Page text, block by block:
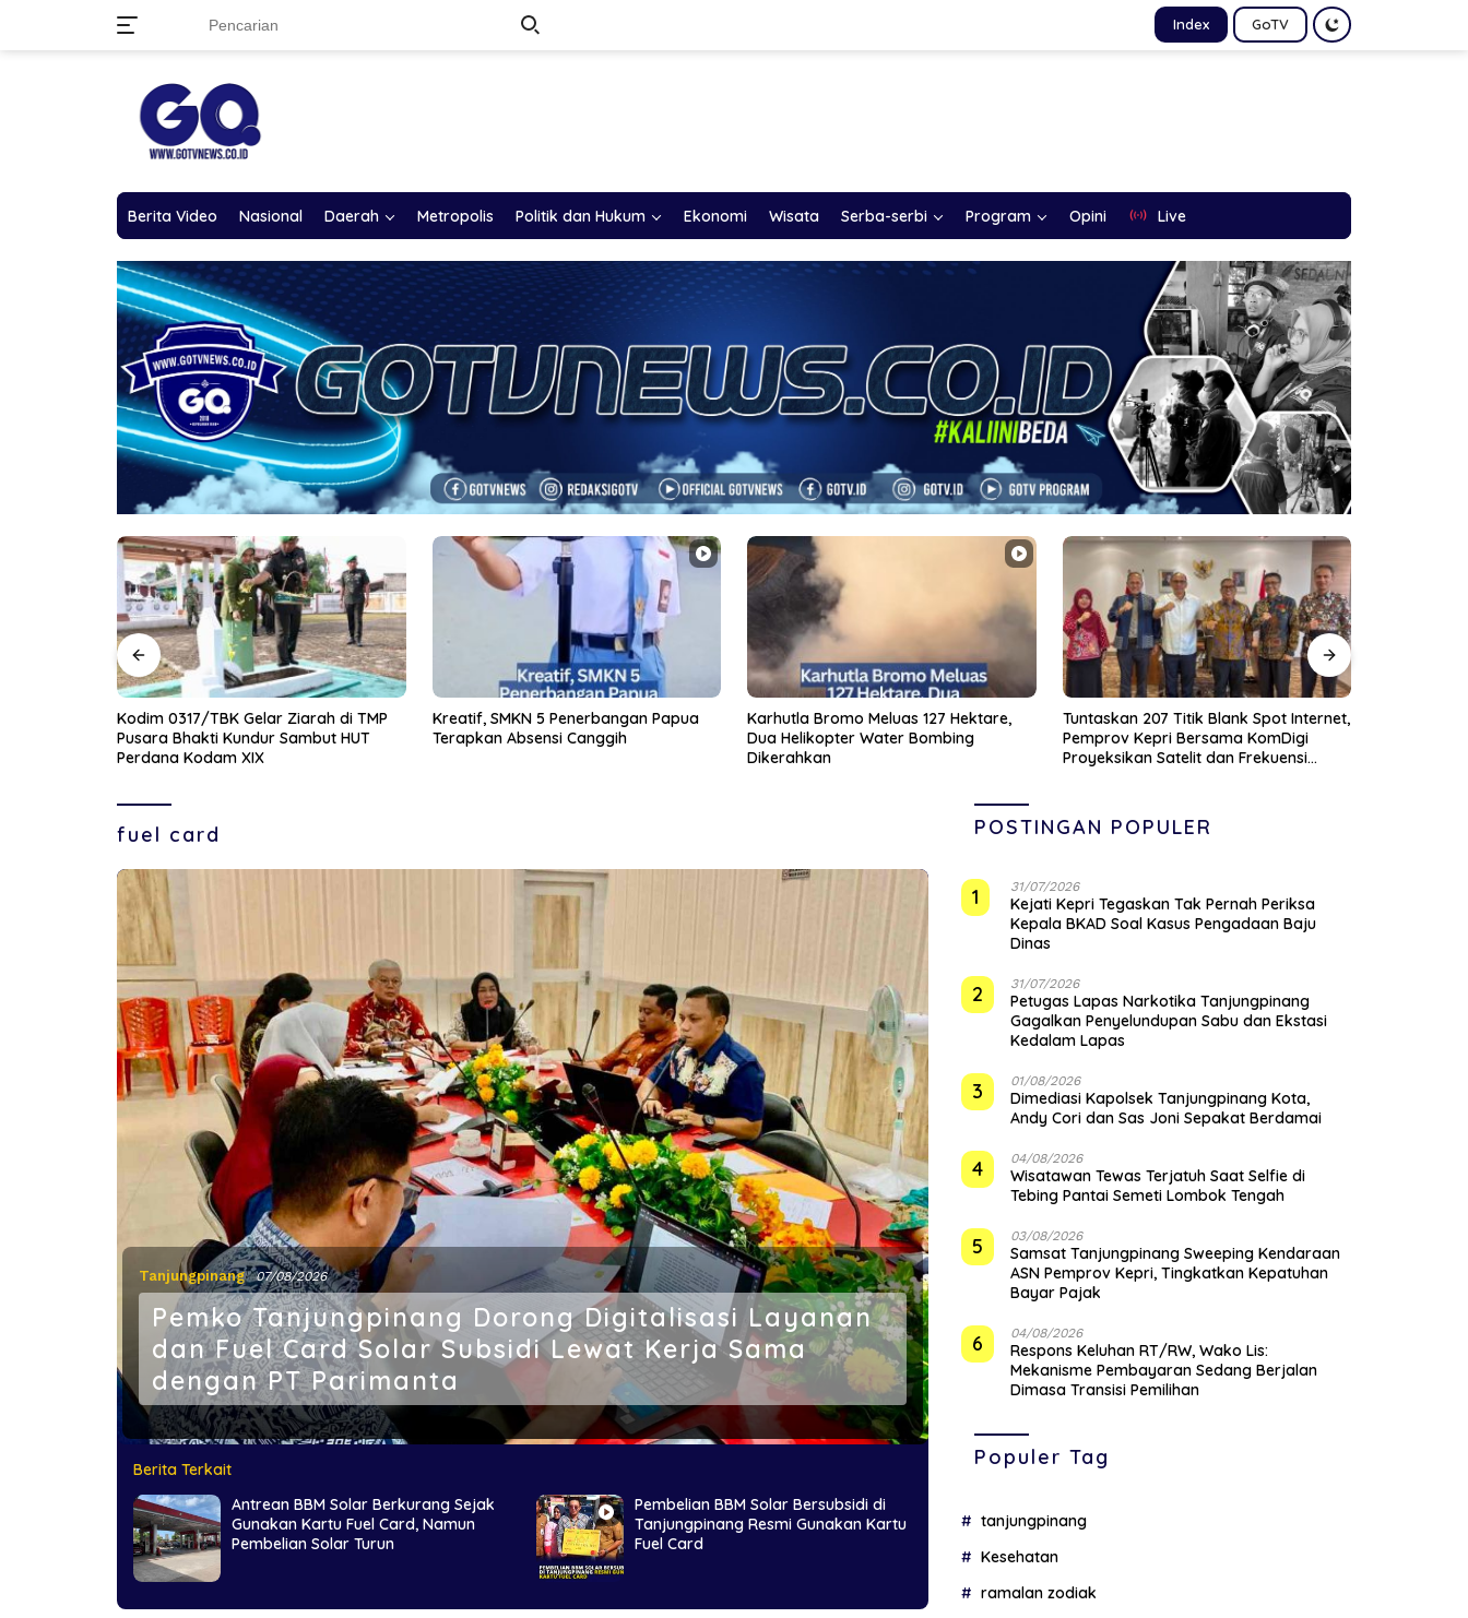
Index GoTV
Berita Video Nasional Daerah Metropolis Politik dan Hukum Ekonomi Wisata Serba-serbi Program Opini Live
Kreatif, SMKN 5 Penerbangan Papua
Terapkan Absensi Canggih
Karhutla Bromo Meluas 127 Hektare,
Dua Helikopter Water Bombing
Tuntaskan 207 Titik Blank Spot Internet,
Pemprov Kepri Bersama KomDigi
Proyeksikan Satelit dan Frekuensi
Nekat! Begal Beraksi Siang Bolong di
Cibitung, Uang Rp30 Juta Berhasil
Dibawa Kabur
fuel card
Tanjungpinang 07/08/2026
Pemko Tanjungpinang Dorong Digitalisasi Layanan
dan Fuel Card Solar Subsidi Lewat Kerja Sama
dengan PT Parimanta
Berita Terkait
Antrean BBM Solar Berkurang Sejak
Gunakan Kartu Fuel Card, Namun
Pembelian Solar Turun
Pembelian BBM Solar Bersubsidi di
Tanjungpinang Resmi Gunakan Kartu
Fuel Card
POSTINGAN POPULER
1 31/07/2026
Kejati Kepri Tegaskan Tak Pernah Periksa
Kepala BKAD Soal Kasus Pengadaan Baju
Dinas
2 31/07/2026
Petugas Lapas Narkotika Tanjungpinang
Gagalkan Penyelundupan Sabu dan Ekstasi
Kedalam Lapas
3 01/08/2026
Dimediasi Kapolsek Tanjungpinang Kota,
Andy Cori dan Sas Joni Sepakat Berdamai
4 04/08/2026
Wisatawan Tewas Terjatuh Saat Selfie di
Tebing Pantai Semeti Lombok Tengah
5 03/08/2026
Samsat Tanjungpinang Sweeping Kendaraan
ASN Pemprov Kepri, Tingkatkan Kepatuhan
Bayar Pajak
6 04/08/2026
‎Respons Keluhan RT/RW, Wako Lis:
Mekanisme Pembayaran Sedang Berjalan
Dimasa Transisi Pemilihan
Populer Tag
tanjungpinang
Kesehatan
ramalan zodiak